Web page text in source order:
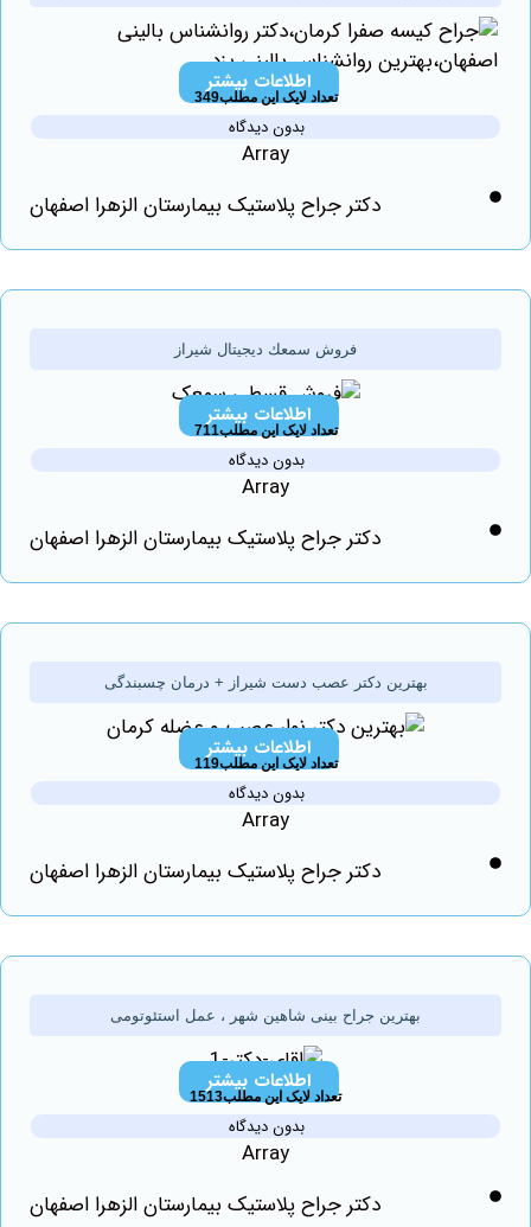
اطلاعات بیشتر
تعداد لایک این مطلب349
بدون دیدگاه
دکتر جراح پلاستیک بیمارستان الزهرا اصفهان
فروش سمعك ديجيتال شیراز
اطلاعات بیشتر
تعداد لایک این مطلب711
بدون دیدگاه
دکتر جراح پلاستیک بیمارستان الزهرا اصفهان
بهترین دکتر عصب دست شیراز + درمان چسبندگی
اطلاعات بیشتر
تعداد لایک این مطلب119
بدون دیدگاه
دکتر جراح پلاستیک بیمارستان الزهرا اصفهان
بهترین جراح بینی شاهین شهر ، عمل استئوتومی
اطلاعات بیشتر
تعداد لایک این مطلب1513
بدون دیدگاه
دکتر جراح پلاستیک بیمارستان الزهرا اصفهان